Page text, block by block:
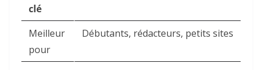
clé
Meilleur
pour
Débutants, rédacteurs, petits sites